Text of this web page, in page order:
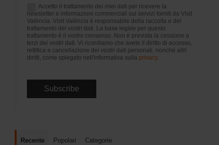
Accetto il trattamento dei miei dati per ricevere la
newsletter e informazioni commerciali sui servizi forniti da Visit
València. Visit València è responsabile della raccolta e del
trattamento dei vostri dati. La base legale per questo
trattamento è il vostro consenso. Non è prevista la cessione a
terzi dei vostri dati. Vi ricordiamo che avete il diritto di accesso,
rettifica e cancellazione dei vostri dati personali, nonché altri
diritti, come spiegato nell'informativa sulla privacy.
Recente Popolari Categorie